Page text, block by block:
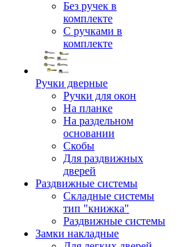
Без ручек в
комплекте
С ручками в
комплекте
Ручки дверные
Ручки для окон
На планке
На раздельном
основании
Скобы
Для раздвижных
дверей
Раздвижные системы
Складные системы
тип "книжка"
Раздвижные системы
Замки накладные